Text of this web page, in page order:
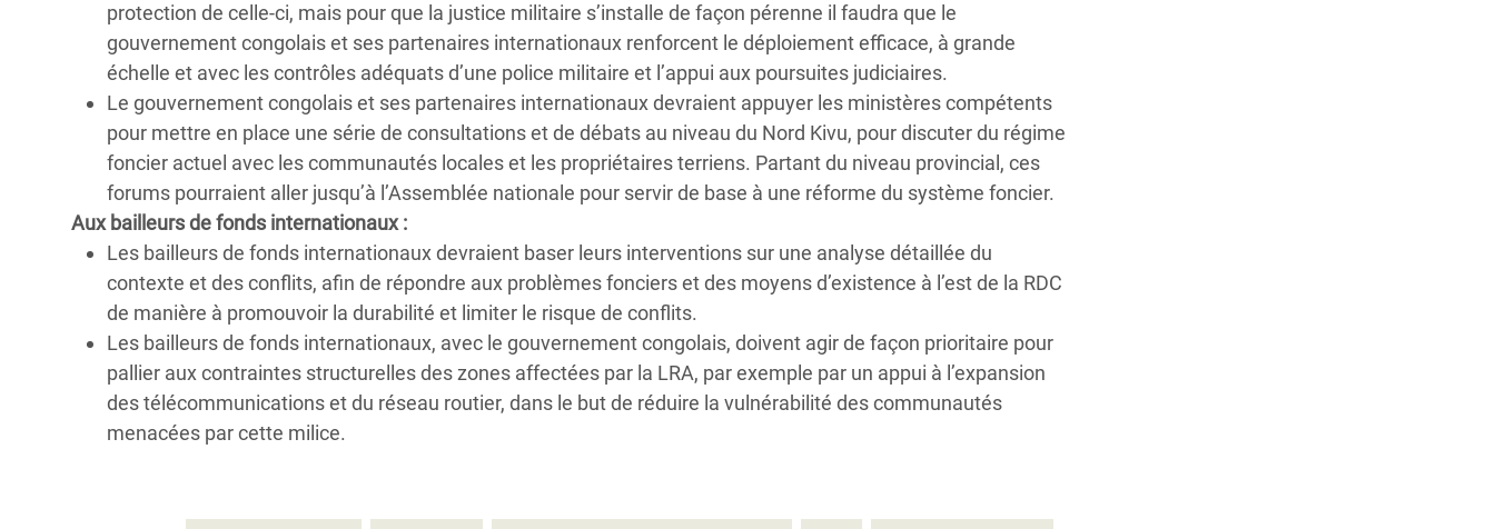
protection de celle-ci, mais pour que la justice militaire s’installe de façon pérenne il faudra que le
gouvernement congolais et ses partenaires internationaux renforcent le déploiement efficace, à grande
échelle et avec les contrôles adéquats d’une police militaire et l’appui aux poursuites judiciaires.
Le gouvernement congolais et ses partenaires internationaux devraient appuyer les ministères compétents
pour mettre en place une série de consultations et de débats au niveau du Nord Kivu, pour discuter du régime
foncier actuel avec les communautés locales et les propriétaires terriens. Partant du niveau provincial, ces
forums pourraient aller jusqu’à l’Assemblée nationale pour servir de base à une réforme du système foncier.
Aux bailleurs de fonds internationaux :
Les bailleurs de fonds internationaux devraient baser leurs interventions sur une analyse détaillée du
contexte et des conflits, afin de répondre aux problèmes fonciers et des moyens d’existence à l’est de la RDC
de manière à promouvoir la durabilité et limiter le risque de conflits.
Les bailleurs de fonds internationaux, avec le gouvernement congolais, doivent agir de façon prioritaire pour
pallier aux contraintes structurelles des zones affectées par la LRA, par exemple par un appui à l’expansion
des télécommunications et du réseau routier, dans le but de réduire la vulnérabilité des communautés
menacées par cette milice.